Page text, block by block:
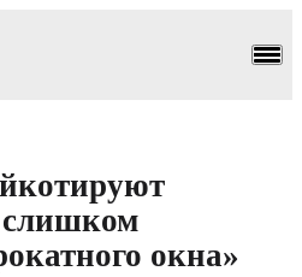
слишком
окна»